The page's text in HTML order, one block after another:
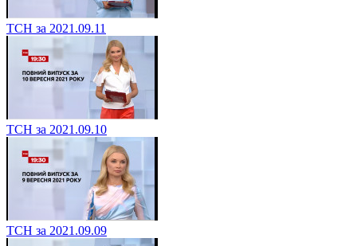
ТСН за 2021.09.11
ТСН за 2021.09.10
ТСН за 2021.09.09